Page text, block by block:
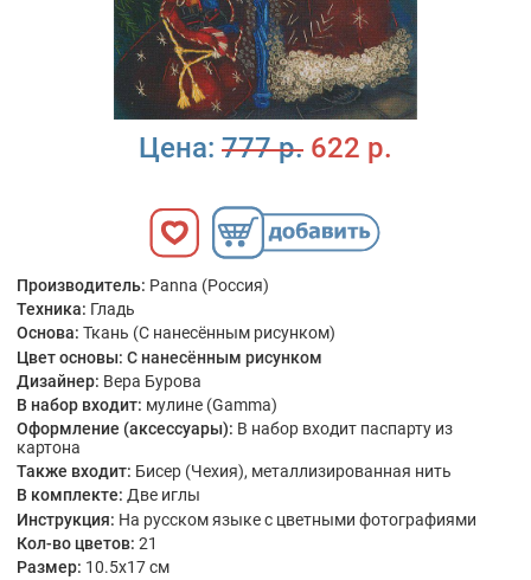
Цена: 777 р. 622 р.
Производитель: Panna (Россия)
Техника: Гладь
Основа: Ткань (С нанесённым рисунком)
Цвет основы: С нанесённым рисунком
Дизайнер: Вера Бурова
В набор входит: мулине (Gamma)
Оформление (аксессуары): В набор входит паспарту из
картона
Также входит: Бисер (Чехия), металлизированная нить
В комплекте: Две иглы
Инструкция: На русском языке с цветными фотографиями
Кол-во цветов: 21
Размер: 10.5x17 см